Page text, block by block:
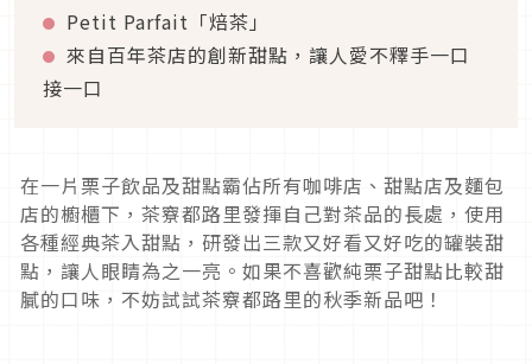
Petit Parfait「焙茶」
來自百年茶店的創新甜點，讓人愛不釋手一口
接一口
在一片栗子飲品及甜點霸佔所有咖啡店、甜點店及麵包
店的櫥櫃下，茶竂都路里發揮自己對茶品的長處，使用
各種經典茶入甜點，研發出三款又好看又好吃的罐裝甜
點，讓人眼睛為之一亮。如果不喜歡純栗子甜點比較甜
膩的口味，不妨試試茶竂都路里的秋季新品吧！